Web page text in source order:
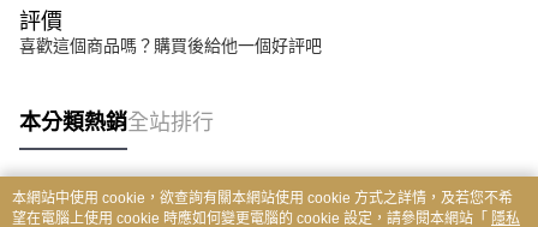
評價
喜歡這個商品嗎？購買後給他一個好評吧
本分類熱銷全站排行
熱門標籤
本網站中使用 cookie，欲查詢有關本網站使用 cookie 方式之詳情，及若您不希
望在電腦上使用 cookie 時應如何變更電腦的 cookie 設定，請參閱本網站「 隱私